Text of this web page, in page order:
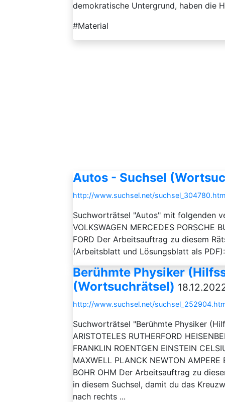
demokratische Untergrund, haben die
#Material
Autos - Suchsel
http://www.suchsel.net/
Suchworträtsel "Autos" mit folgenden
VOLKSWAGEN MERCEDES PORSCHE
FORD Der Arbeitsauftrag zu diesem
(Arbeitsblatt und Lösungsblatt als
Berühmte Physiker
(Wortsuchrätsel)
http://www.suchsel.net/
Suchworträtsel "Berühmte Physiker
ARISTOTELES RUTHERFORD
FRANKLIN ROENTGEN EINSTEIN
MAXWELL PLANCK NEWTON
BOHR OHM Der Arbeitsauftrag zu
in diesem Suchsel, damit du das
nach rechts ...